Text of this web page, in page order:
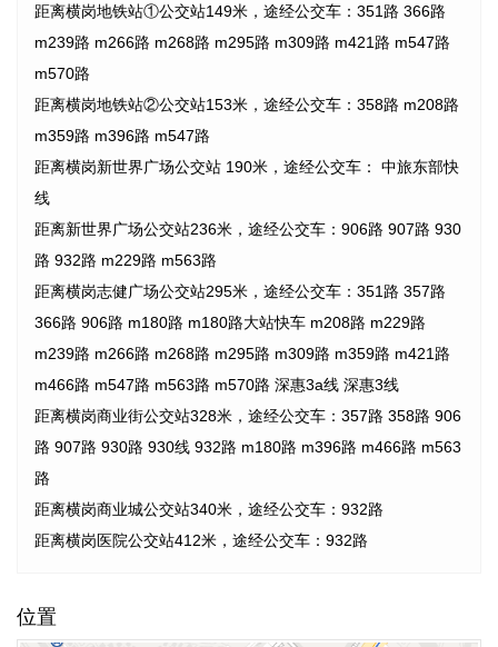
距离横岗地铁站①公交站149米，途经公交车：351路 366路
m239路 m266路 m268路 m295路 m309路 m421路 m547路
m570路
距离横岗地铁站②公交站153米，途经公交车：358路 m208路
m359路 m396路 m547路
距离横岗新世界广场公交站 190米，途经公交车： 中旅东部快
线
距离新世界广场公交站236米，途经公交车：906路 907路 930
路 932路 m229路 m563路
距离横岗志健广场公交站295米，途经公交车：351路 357路
366路 906路 m180路 m180路大站快车 m208路 m229路
m239路 m266路 m268路 m295路 m309路 m359路 m421路
m466路 m547路 m563路 m570路 深惠3a线 深惠3线
距离横岗商业街公交站328米，途经公交车：357路 358路 906
路 907路 930路 930线 932路 m180路 m396路 m466路 m563
路
距离横岗商业城公交站340米，途经公交车：932路
距离横岗医院公交站412米，途经公交车：932路
位置